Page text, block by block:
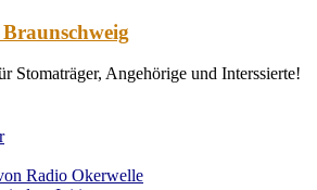
Stomaträger, Angehörige und Interssierte!
Radio Okerwelle